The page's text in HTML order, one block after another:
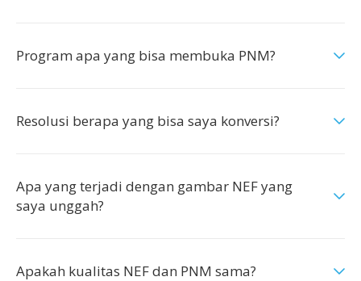
Program apa yang bisa membuka PNM?
Resolusi berapa yang bisa saya konversi?
Apa yang terjadi dengan gambar NEF yang
saya unggah?
Apakah kualitas NEF dan PNM sama?